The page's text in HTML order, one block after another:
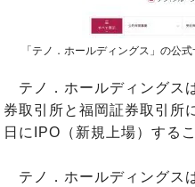
「テノ．ホールディングス」の公式
テノ．ホールディングス
券取引所と福岡証券取引所
日にIPO（新規上場）する
テノ．ホールディングス